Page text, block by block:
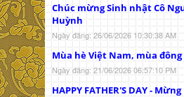
Chúc mừng Sinh nhật Cô
Huỳnh
Ngày đăng: 26/06/2026 10:30:38 AM
Mùa hè Việt Nam, mùa
Ngày đăng: 21/06/2026 06:57:10 PM
HAPPY FATHER'S DAY -